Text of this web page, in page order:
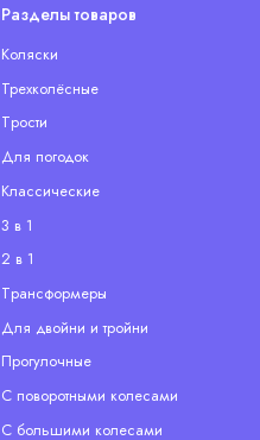
Разделы товаров
Коляски
Трехколёсные
Tрости
Для погодок
Классические
3 в 1
2 в 1
Tрансформеры
Для двойни и тройни
Прогулочные
С поворотными колесами
С большими колесами